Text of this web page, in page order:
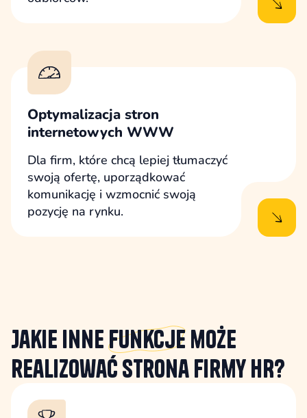
Optymalizacja stron
internetowych WWW
Dla firm, które chcą lepiej tłumaczyć
swoją ofertę, uporządkować
komunikację i wzmocnić swoją
pozycję na rynku.
Jakie innefunkcjemoże
realizować strona firmy HR?